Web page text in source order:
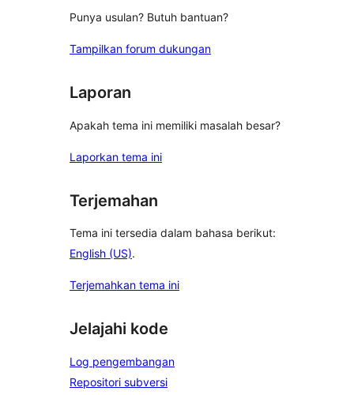
Punya usulan? Butuh bantuan?
Tampilkan forum dukungan
Laporan
Apakah tema ini memiliki masalah besar?
Laporkan tema ini
Terjemahan
Tema ini tersedia dalam bahasa berikut:
English (US).
Terjemahkan tema ini
Jelajahi kode
Log pengembangan
Repositori subversi